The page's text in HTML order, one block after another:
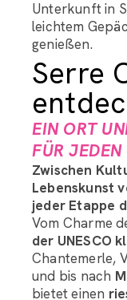
Unterkunft in
leichtem
genießen.
Serre
EIN ORT
FÜR
Zwischen
Lebenskunst
jeder Etappe
Vom Charme
der UNESCO
Chantemerle,
und bis nach
bietet einen